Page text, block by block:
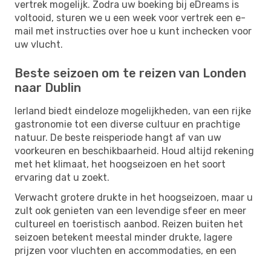
vertrek mogelijk. Zodra uw boeking bij eDreams is
voltooid, sturen we u een week voor vertrek een e-
mail met instructies over hoe u kunt inchecken voor
uw vlucht.
Beste seizoen om te reizen van Londen
naar Dublin
Ierland biedt eindeloze mogelijkheden, van een rijke
gastronomie tot een diverse cultuur en prachtige
natuur. De beste reisperiode hangt af van uw
voorkeuren en beschikbaarheid. Houd altijd rekening
met het klimaat, het hoogseizoen en het soort
ervaring dat u zoekt.
Verwacht grotere drukte in het hoogseizoen, maar u
zult ook genieten van een levendige sfeer en meer
cultureel en toeristisch aanbod. Reizen buiten het
seizoen betekent meestal minder drukte, lagere
prijzen voor vluchten en accommodaties, en een